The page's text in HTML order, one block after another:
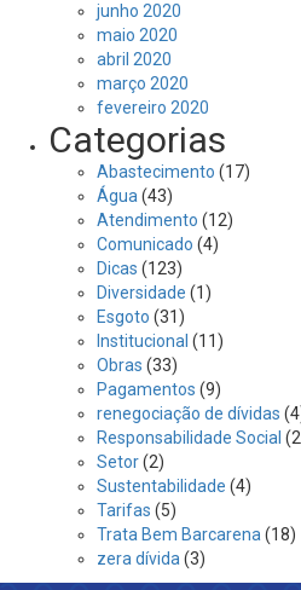
junho 2020
maio 2020
abril 2020
março 2020
fevereiro 2020
Categorias
Abastecimento (17)
Água (43)
Atendimento (12)
Comunicado (4)
Dicas (123)
Diversidade (1)
Esgoto (31)
Institucional (11)
Obras (33)
Pagamentos (9)
renegociação de dívidas
Responsabilidade Social
Setor(2)
Sustentabilidade (4)
Tarifas (5)
Trata Bem Barcarena (18)
zera dívida (3)